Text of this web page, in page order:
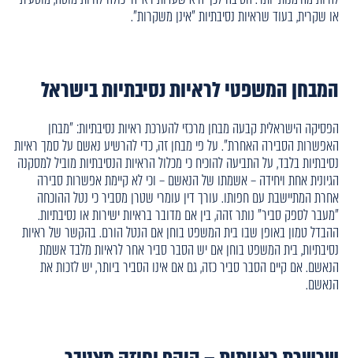
או שקרית, בעוד שראיות נסיבתיות "אינן משקרות".
המבחן המשפטי לראיות נסיבתיות בישראל
הפסיקה הישראלית קבעה מבחן מרכזי להערכת ראיות נסיבתיות: "מבחן
האפשרות הסבירה האחרת". על פי מבחן זה, כדי להרשיע נאשם על סמך ראיות
נסיבתיות בלבד, על התביעה להוכיח כי מכלול הראיות הנסיבתיות מוביל למסקנה
הגיונית אחת ויחידה – אשמתו של הנאשם – וכי לא קיימת אפשרות סבירה
אחרת המתיישבת עם חפותו. עורך דין עומרי שטרן מסביר כי נטל ההוכחה
"מעבר לספק סביר" נותר זהה, בין אם מדובר בראיות ישירות או נסיבתיות.
ההבדל טמון באופן שבו בית המשפט בוחן אם הנטל הורם. בהקשר של ראיות
נסיבתיות, בית המשפט בוחן אם יש הסבר סביר אחר לראיות מלבד אשמת
הנאשם. אם קיים הסבר סביר כזה, גם אם אינו הסביר ביותר, יש לזכות את
הנאשם.